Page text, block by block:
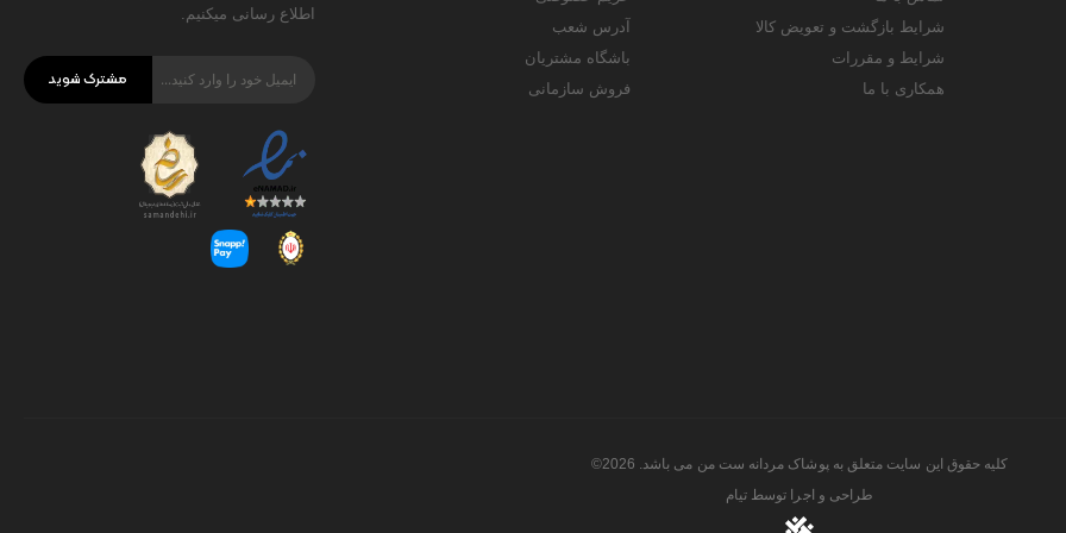
شرایط بازگشت و تعویض کالا
شرایط و مقررات
همکاری با ما
آدرس شعب
باشگاه مشتریان
فروش سازمانی
اطلاع رسانی میکنیم.
مشترک شوید
کلیه حقوق این سایت متعلق به پوشاک مردانه ست من می باشد. 2026©
طراحی و اجرا توسط تیام